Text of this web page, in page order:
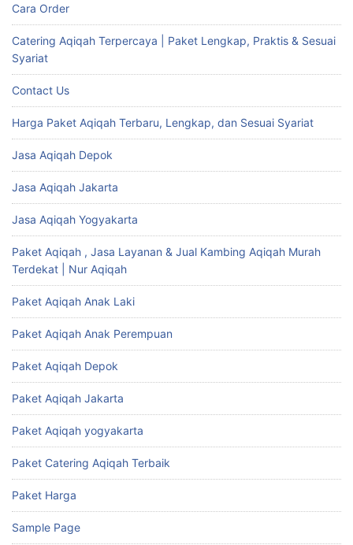
Cara Order
Catering Aqiqah Terpercaya | Paket Lengkap, Praktis & Sesuai
Syariat
Contact Us
Harga Paket Aqiqah Terbaru, Lengkap, dan Sesuai Syariat
Jasa Aqiqah Depok
Jasa Aqiqah Jakarta
Jasa Aqiqah Yogyakarta
Paket Aqiqah , Jasa Layanan & Jual Kambing Aqiqah Murah
Terdekat | Nur Aqiqah
Paket Aqiqah Anak Laki
Paket Aqiqah Anak Perempuan
Paket Aqiqah Depok
Paket Aqiqah Jakarta
Paket Aqiqah yogyakarta
Paket Catering Aqiqah Terbaik
Paket Harga
Sample Page